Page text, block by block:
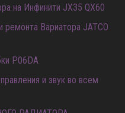
на Инфинити JX35 QX60
Вариатора JATCO
P06DA
и звук во всем